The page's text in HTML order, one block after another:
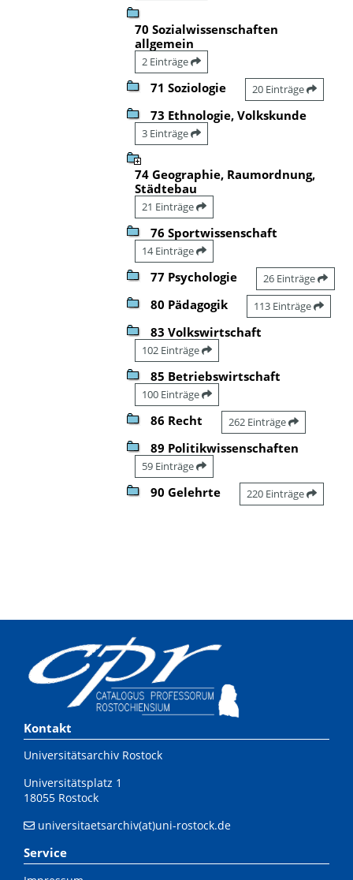
70 Sozialwissenschaften
allgemein
2 Einträge
71 Soziologie 20 Einträge
73 Ethnologie, Volkskunde
3 Einträge
74 Geographie, Raumordnung,
Städtebau
21 Einträge
76 Sportwissenschaft
14 Einträge
77 Psychologie 26 Einträge
80 Pädagogik 113 Einträge
83 Volkswirtschaft
102 Einträge
85 Betriebswirtschaft
100 Einträge
86 Recht 262 Einträge
89 Politikwissenschaften
59 Einträge
90 Gelehrte 220 Einträge
Kontakt
Universitätsarchiv Rostock
Universitätsplatz 1
18055 Rostock
universitaetsarchiv(at)uni-rostock.de
Service